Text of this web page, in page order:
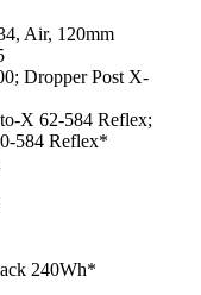
Air, 120mm
Dropper Post X-
X 62-584 Reflex;
584 Reflex*
240Wh*